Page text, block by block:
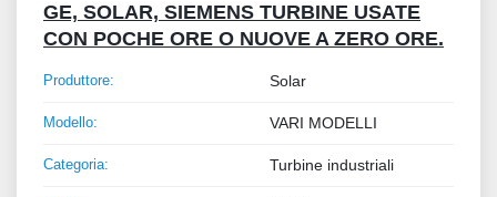
GE, SOLAR, SIEMENS TURBINE USATE
CON POCHE ORE O NUOVE A ZERO ORE.
Produttore: Solar
Modello: VARI MODELLI
Categoria: Turbine industriali